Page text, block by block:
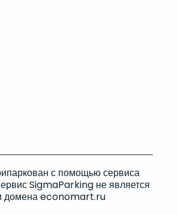
с помощью сервиса
SigmaParking не является
домена economart.ru